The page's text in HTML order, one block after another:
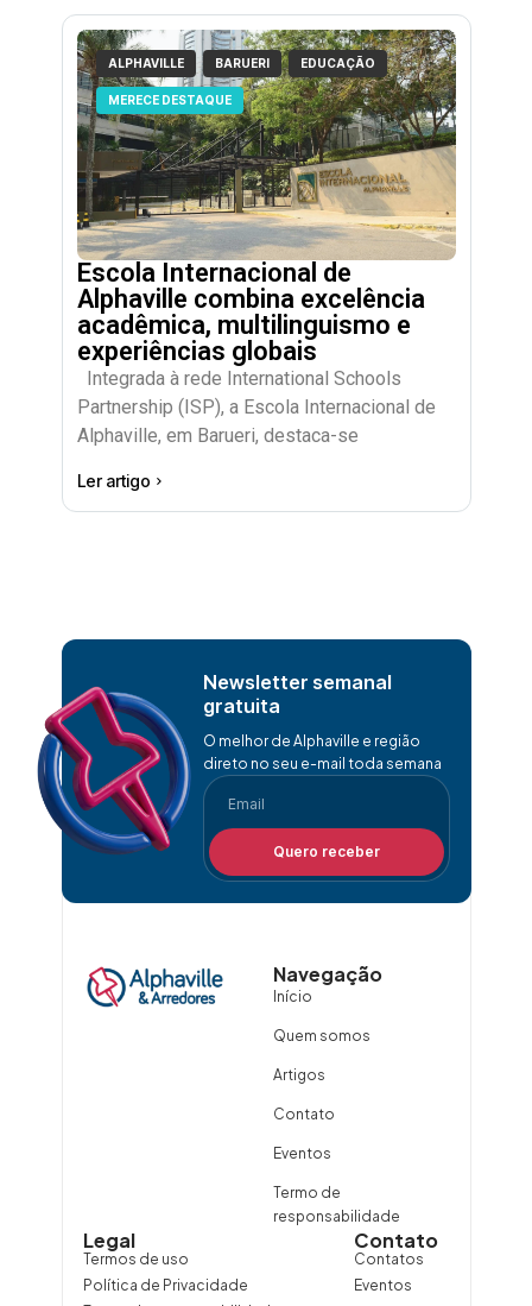
ALPHAVILLE BARUERI EDUCAÇÃO
MERECE DESTAQUE
Escola Internacional de
Alphaville combina excelência
acadêmica, multilinguismo e
experiências globais
Integrada à rede International Schools
Partnership (ISP), a Escola Internacional de
Alphaville, em Barueri, destaca-se
Ler artigo
Newsletter semanal
gratuita
O melhor de Alphaville e região
direto no seu e-mail toda semana
Quero receber
Navegação
Início
Quem somos
Artigos
Contato
Eventos
Termo de
responsabilidade
Contato
Contatos
Eventos
Legal
Termos de uso
Política de Privacidade